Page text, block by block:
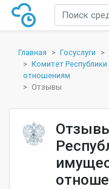
Главная Госуслуги
Комитет
отношениям
Отзывы